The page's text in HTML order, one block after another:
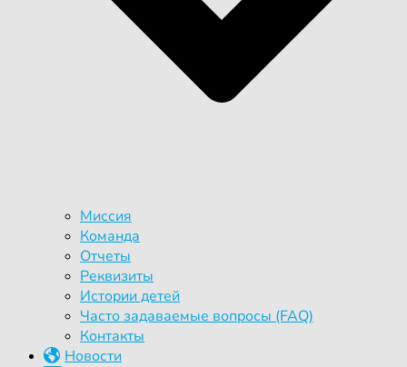
Миссия
Команда
Отчеты
Реквизиты
Истории детей
Часто задаваемые вопросы (FAQ)
Контакты
Новости